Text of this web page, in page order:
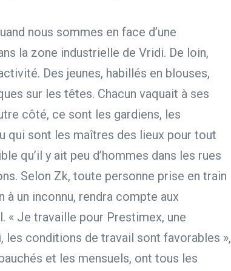
nous sommes en face d’une
la zone industrielle de Vridi. De loin,
Des jeunes, habillés en blouses,
sur les têtes. Chacun vaquait à ses
côté, ce sont les gardiens, les
qui sont les maîtres des lieux pour tout
qu’il y ait peu d’hommes dans les rues
Selon Zk, toute personne prise en train
un inconnu, rendra compte aux
« Je travaille pour Prestimex, une
conditions de travail sont favorables »,
et les mensuels, ont tous les